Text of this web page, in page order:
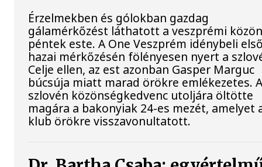
Érzelmekben és gólokban gazdag
gálamérkőzést láthatott a veszprémi
péntek este. A One Veszprém idénybeli
hazai mérkőzésén fölényesen nyert a
Celje ellen, az est azonban Gasper Marguc
búcsúja miatt marad örökre emlékezetes.
szlovén közönségkedvenc utoljára öltötte
magára a bakonyiak 24-es mezét, amelyet
klub örökre visszavonultatott.